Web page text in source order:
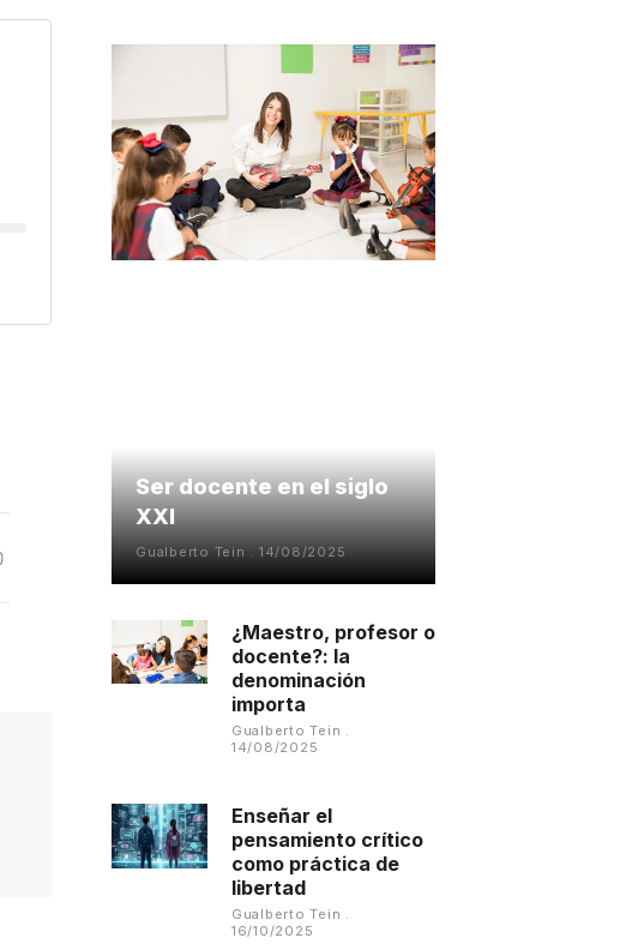
Ser docente en el siglo
XXI
Gualberto Tein 14/08/2025
¿Maestro, profesor o
docente?: la
denominación
importa
Gualberto Tein
14/08/2025
Enseñar el
pensamiento crítico
como práctica de
libertad
Gualberto Tein
16/10/2025